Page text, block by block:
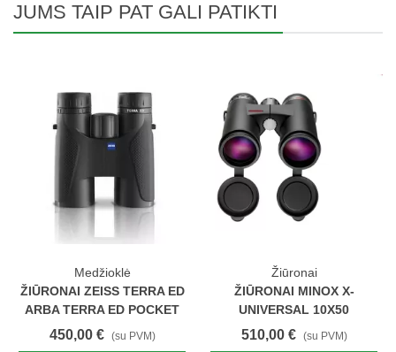
JUMS TAIP PAT GALI PATIKTI
TERRA ED
POCKET
ŽIŪRONAI MINOX X-
UNIVERSAL 10X50
510,00 €
ŽIŪRONAI
UNIVERSAL
470,00 €